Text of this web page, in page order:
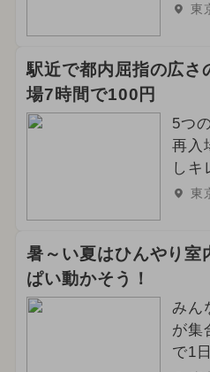
東
駅近で都内屈指の広さ
場7時間で100円
5つ
再入
しキ
東
暑～い夏はひんやり室
ぱい動かそう！
みん
が集
で1